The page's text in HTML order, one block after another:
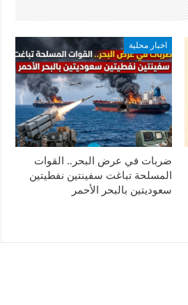
اخبار محلية
ضربات في عرض البحر.. القوات
المسلحة تباغت سفينتين نفطيتين
سعوديتين بالبحر الأحمر